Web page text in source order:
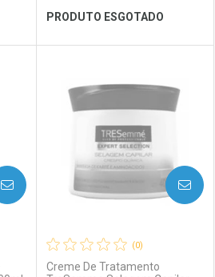
Ver Desconto Convênio
PRODUTO ESGOTADO
Laboratório
Por Menos
(0)
Creme De Tratamento
AVISE-ME